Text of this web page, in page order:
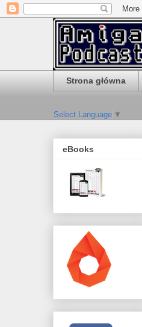
Strona główna
Select Language ▼
eBooks